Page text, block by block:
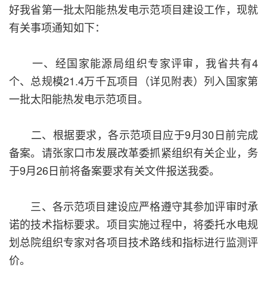
好我省第一批太阳能热发电示范项目建设工作，现就
有关事项通知如下：
一、经国家能源局组织专家评审，我省共有4
个、总规模21.4万千瓦项目（详见附表）列入国家第
一批太阳能热发电示范项目。
二、根据要求，各示范项目应于9月30日前完成
备案。请张家口市发展改革委抓紧组织有关企业，务
于9月26日前将备案要求有关文件报送我委。
三、各示范项目建设应严格遵守其参加评审时承
诺的技术指标要求。项目实施过程中，将委托水电规
划总院组织专家对各项目技术路线和指标进行监测评
价。